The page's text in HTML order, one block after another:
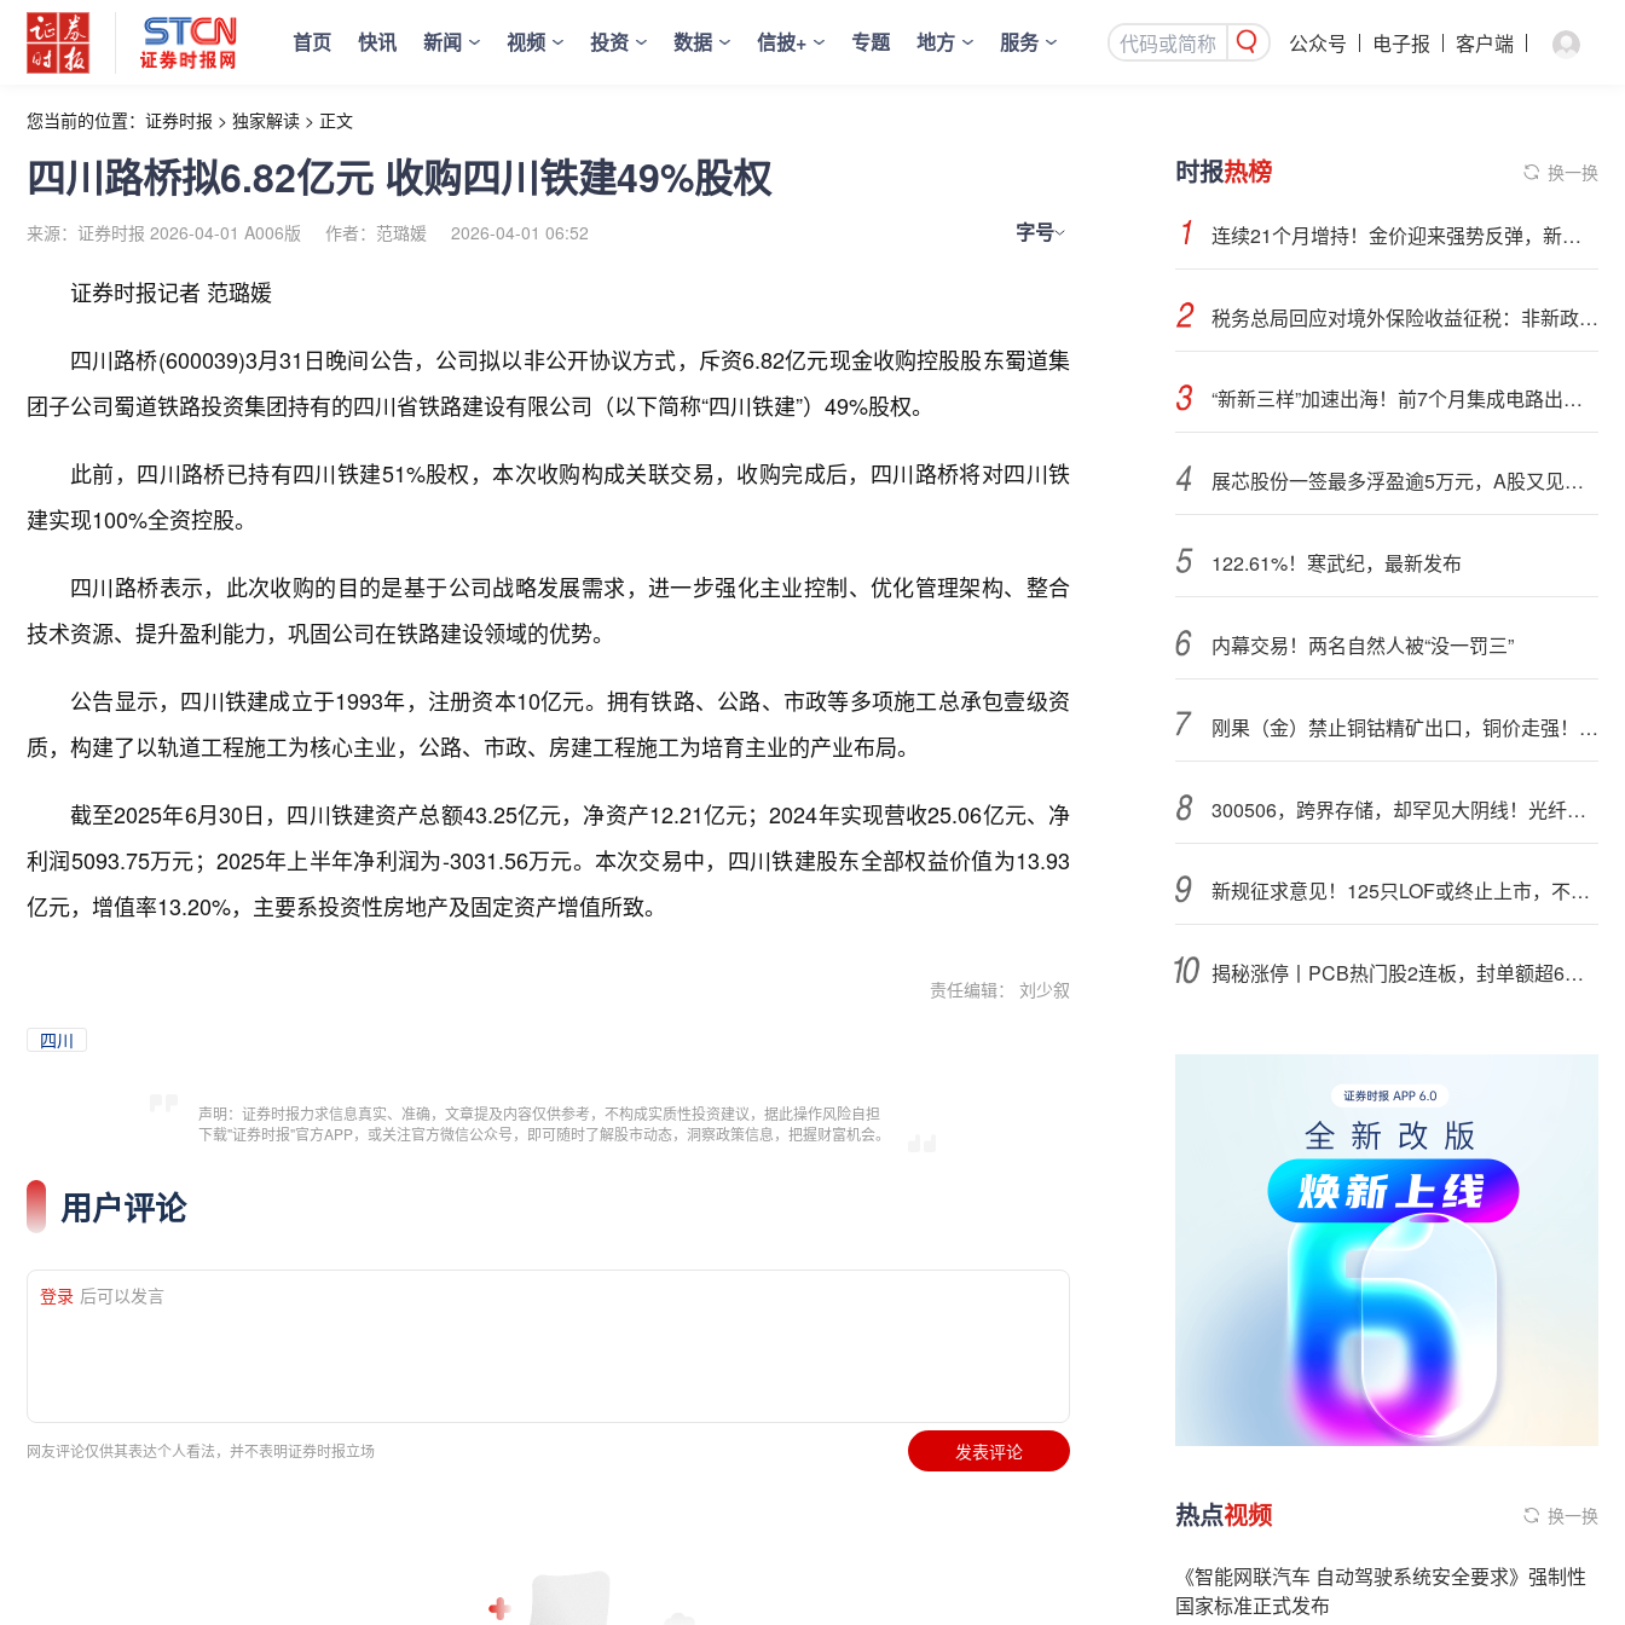
首页 快讯 新闻 视频 投资 数据 信披+ 专题 地方 服务 公众号 电子报 客户端
您当前的位置： 证券时报 > 独家解读 > 正文
四川路桥拟6.82亿元 收购四川铁建49%股权
来源：证券时报 2026-04-01 A006版 作者：范璐媛 2026-04-01 06:52 字号
证券时报记者 范璐媛
四川路桥(600039)3月31日晚间公告，公司拟以非公开协议方式，斥资6.82亿元现金收购控股股东蜀道集
团子公司蜀道铁路投资集团持有的四川省铁路建设有限公司（以下简称“四川铁建”）49%股权。
此前，四川路桥已持有四川铁建51%股权，本次收购构成关联交易，收购完成后，四川路桥将对四川铁
建实现100%全资控股。
四川路桥表示，此次收购的目的是基于公司战略发展需求，进一步强化主业控制、优化管理架构、整合
技术资源、提升盈利能力，巩固公司在铁路建设领域的优势。
公告显示，四川铁建成立于1993年，注册资本10亿元。拥有铁路、公路、市政等多项施工总承包壹级资
质，构建了以轨道工程施工为核心主业，公路、市政、房建工程施工为培育主业的产业布局。
截至2025年6月30日，四川铁建资产总额43.25亿元，净资产12.21亿元；2024年实现营收25.06亿元、净
利润5093.75万元；2025年上半年净利润为-3031.56万元。本次交易中，四川铁建股东全部权益价值为13.93
亿元，增值率13.20%，主要系投资性房地产及固定资产增值所致。
责任编辑： 刘少叙
四川
声明：证券时报力求信息真实、准确，文章提及内容仅供参考，不构成实质性投资建议，据此操作风险自担
下载"证券时报"官方APP，或关注官方微信公众号，即可随时了解股市动态，洞察政策信息，把握财富机会。
用户评论
登录 后可以发言
网友评论仅供其表达个人看法，并不表明证券时报立场 发表评论
时报热榜 换一换
连续21个月增持！金价迎来强势反弹，新一轮上行窗口开启？
税务总局回应对境外保险收益征税：非新政策，无需过度解读
“新新三样”加速出海！前7个月集成电路出口额接近翻倍
展芯股份一签最多浮盈逾5万元，A股又见肉签
122.61%！寒武纪，最新发布
内幕交易！两名自然人被“没一罚三”
刚果（金）禁止铜钴精矿出口，铜价走强！多家公司最新回应
300506，跨界存储，却罕见大阴线！光纤需求激增，稀土细分原料，火了
新规征求意见！125只LOF或终止上市，不影响基金正常投资运作
揭秘涨停丨PCB热门股2连板，封单额超6亿元
热点视频 换一换
《智能网联汽车 自动驾驶系统安全要求》强制性
国家标准正式发布